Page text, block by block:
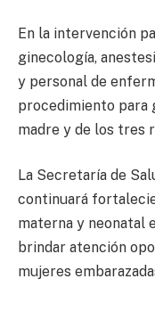
En la intervención
ginecología,
y personal de
procedimiento para
madre y de los tres
La Secretaría de
continuará
materna y neonatal
brindar atención
mujeres